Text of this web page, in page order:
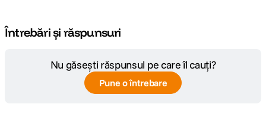
Întrebări și răspunsuri
Nu găsești răspunsul pe care îl cauți?
Pune o întrebare